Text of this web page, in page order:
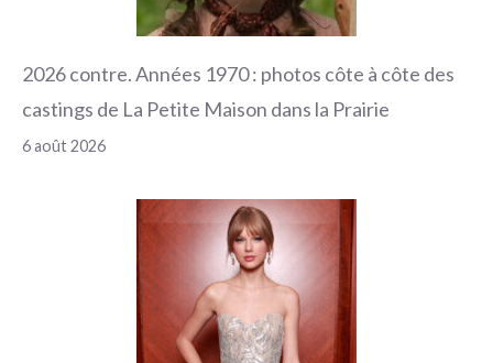
2026 contre. Années 1970 : photos côte à côte des
castings de La Petite Maison dans la Prairie
6 août 2026